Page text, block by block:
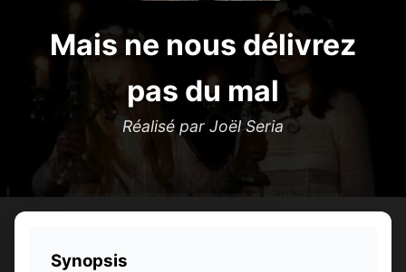
Mais ne nous délivrez
pas du mal
Réalisé par Joël Seria
Synopsis